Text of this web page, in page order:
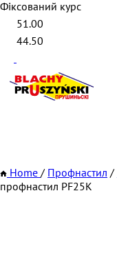
Фіксований курс
51.00
44.50
Home / Профнастил /
профнастил PF25K